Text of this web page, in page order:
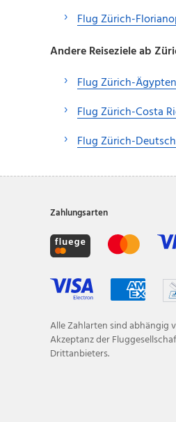
Flug Zürich-
Andere Reiseziele ab
Flug Zürich-Ägypten
Flug Zürich-Costa
Flug Zürich-